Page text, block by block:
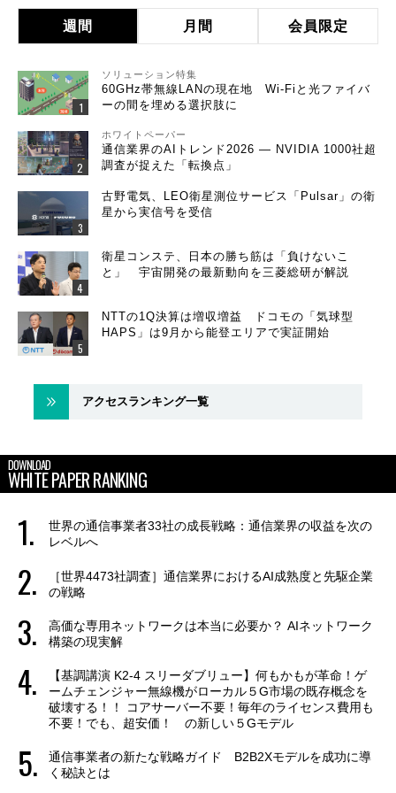
週間 月間 会員限定
ソリューション特集
60GHz帯無線LANの現在地 Wi-Fiと光ファイバ
ーの間を埋める選択肢に
ホワイトペーパー
通信業界のAIトレンド2026 ― NVIDIA 1000社超
調査が捉えた「転換点」
古野電気、LEO衛星測位サービス「Pulsar」の衛
星から実信号を受信
衛星コンステ、日本の勝ち筋は「負けないこ
と」 宇宙開発の最新動向を三菱総研が解説
NTTの1Q決算は増収増益 ドコモの「気球型
HAPS」は9月から能登エリアで実証開始
アクセスランキング一覧
DOWNLOAD
WHITE PAPER RANKING
世界の通信事業者33社の成長戦略：通信業界の収益を次の
レベルへ
［世界4473社調査］通信業界におけるAI成熟度と先駆企業
の戦略
高価な専用ネットワークは本当に必要か？ AIネットワーク
構築の現実解
【基調講演 K2-4 スリーダブリュー】何もかもが革命！ゲ
ームチェンジャー無線機がローカル５G市場の既存概念を
破壊する！！ コアサーバー不要！毎年のライセンス費用も
不要！でも、超安価！ の新しい５Gモデル
通信事業者の新たな戦略ガイド B2B2Xモデルを成功に導
く秘訣とは